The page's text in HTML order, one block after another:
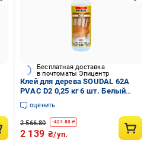
Бесплатная доставка
в почтоматы Эпицентр
Клей для дерева SOUDAL 62А
PVAC D2 0,25 кг 6 шт. Белый
(000030000062002500)
оценить
2 566.80 -427.80₴
2 139 ₴/уп.